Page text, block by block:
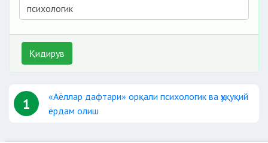
Қидирув
1
«Аёллар дафтари» орқали психологик ва ҳуқуқий
ёрдам олиш